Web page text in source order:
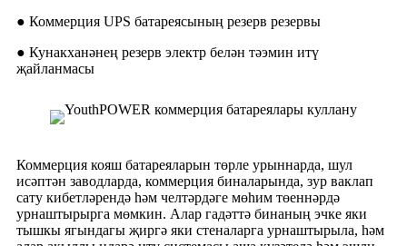
● Коммерция UPS батареясының резерв резервы
● Кунакханәнең резерв электр белән тәэмин итү
җайланмасы
Коммерция кояш батареяларын төрле урыннарда, шул
исәптән заводларда, коммерция биналарында, зур ваклап
сату кибетләрендә һәм челтәрдәге мөһим төеннәрдә
урнаштырырга мөмкин. Алар гадәттә бинаның эчке яки
тышкы ягындагы җиргә яки стеналарга урнаштырыла, һәм